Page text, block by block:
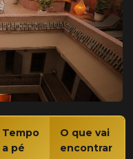
Tempo
a pé
O que vai
encontrar